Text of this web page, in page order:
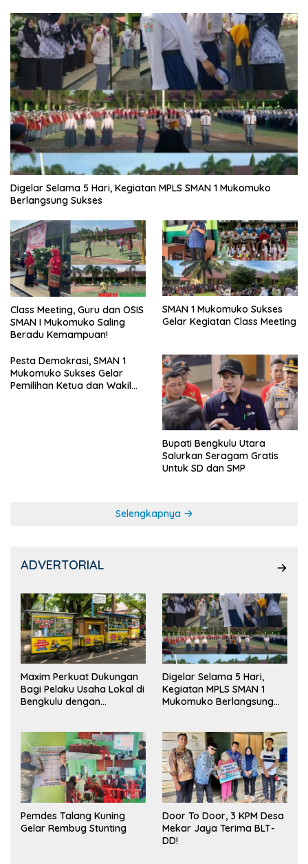
Digelar Selama 5 Hari, Kegiatan MPLS SMAN 1 Mukomuko
Berlangsung Sukses
Class Meeting, Guru dan OSIS
SMAN I Mukomuko Saling
Beradu Kemampuan!
SMAN 1 Mukomuko Sukses
Gelar Kegiatan Class Meeting
Pesta Demokrasi, SMAN 1
Mukomuko Sukses Gelar
Pemilihan Ketua dan Wakil
Bupati Bengkulu Utara
Salurkan Seragam Gratis
Untuk SD dan SMP
Selengkapnya
ADVERTORIAL
Maxim Perkuat Dukungan
Bagi Pelaku Usaha Lokal di
Bengkulu dengan
Pasar
Digelar Selama 5 Hari,
Kegiatan MPLS SMAN 1
Mukomuko Berlangsung
Pemdes Talang Kuning
Gelar Rembug Stunting
Door To Door, 3 KPM Desa
Mekar Jaya Terima BLT-
DD!